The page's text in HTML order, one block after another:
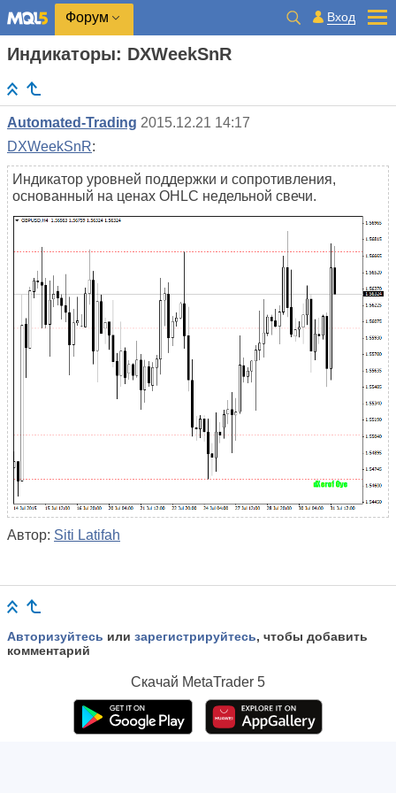
Форум Вход
Индикаторы: DXWeekSnR
Automated-Trading 2015.12.21 14:17
DXWeekSnR:
Индикатор уровней поддержки и сопротивления,
основанный на ценах OHLC недельной свечи.
Автор: Siti Latifah
Авторизуйтесь или зарегистрируйтесь, чтобы добавить
комментарий
Скачай MetaTrader 5